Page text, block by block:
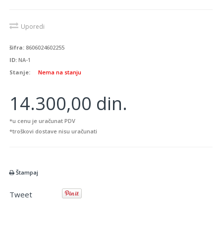
Uporedi
šifra: 8606024602255
ID: NA-1
Stanje:
Nema na stanju
14.300,00 din.
*u cenu je uračunat PDV
*troškovi dostave nisu uračunati
Štampaj
Tweet